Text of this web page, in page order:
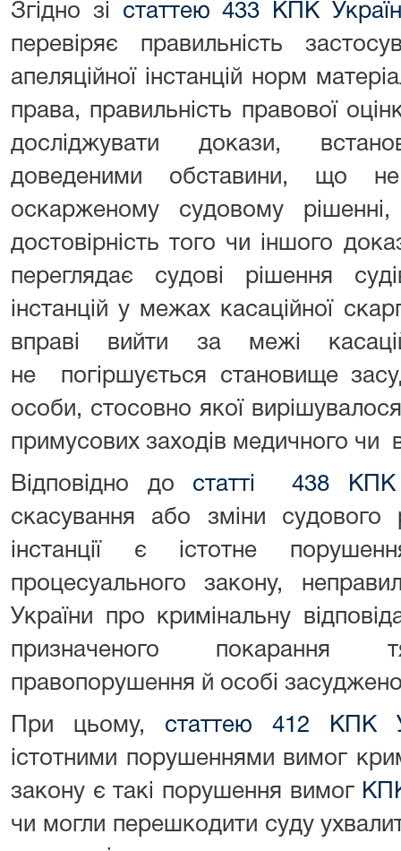
Згідно зі статтею 433 КПК
перевіряє правильність
апеляційної інстанцій норм
права, правильність правової
досліджувати докази,
доведеними обставини, що
оскарженому судовому
достовірність того чи іншого
переглядає судові рішення
інстанцій у межах касаційної
вправі вийти за межі
не погіршується становище
особи, стосовно якої
примусових заходів медичного чи
Відповідно до статті 438 КПК
скасування або зміни судового
інстанції є істотне
процесуального закону,
України про кримінальну
призначеного покарання
правопорушення й особі
При цьому, статтею 412 КПК
істотними порушеннями вимог
закону є такі порушення вимог
чи могли перешкодити суду